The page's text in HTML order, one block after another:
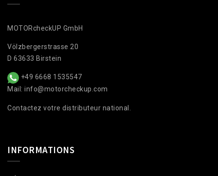
MOTORcheckUP GmbH
Völzbergerstrasse 20
D 63633 Birstein
+49 6668 1535547
Mail: info@motorcheckup.com
Contactez votre distributeur national.
INFORMATIONS